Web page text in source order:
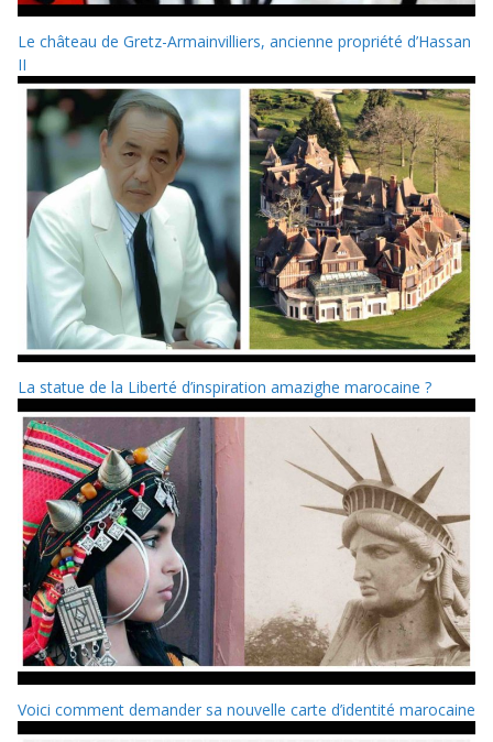
Le château de Gretz-Armainvilliers, ancienne propriété d’Hassan
II
La statue de la Liberté d’inspiration amazighe marocaine ?
Voici comment demander sa nouvelle carte d’identité marocaine